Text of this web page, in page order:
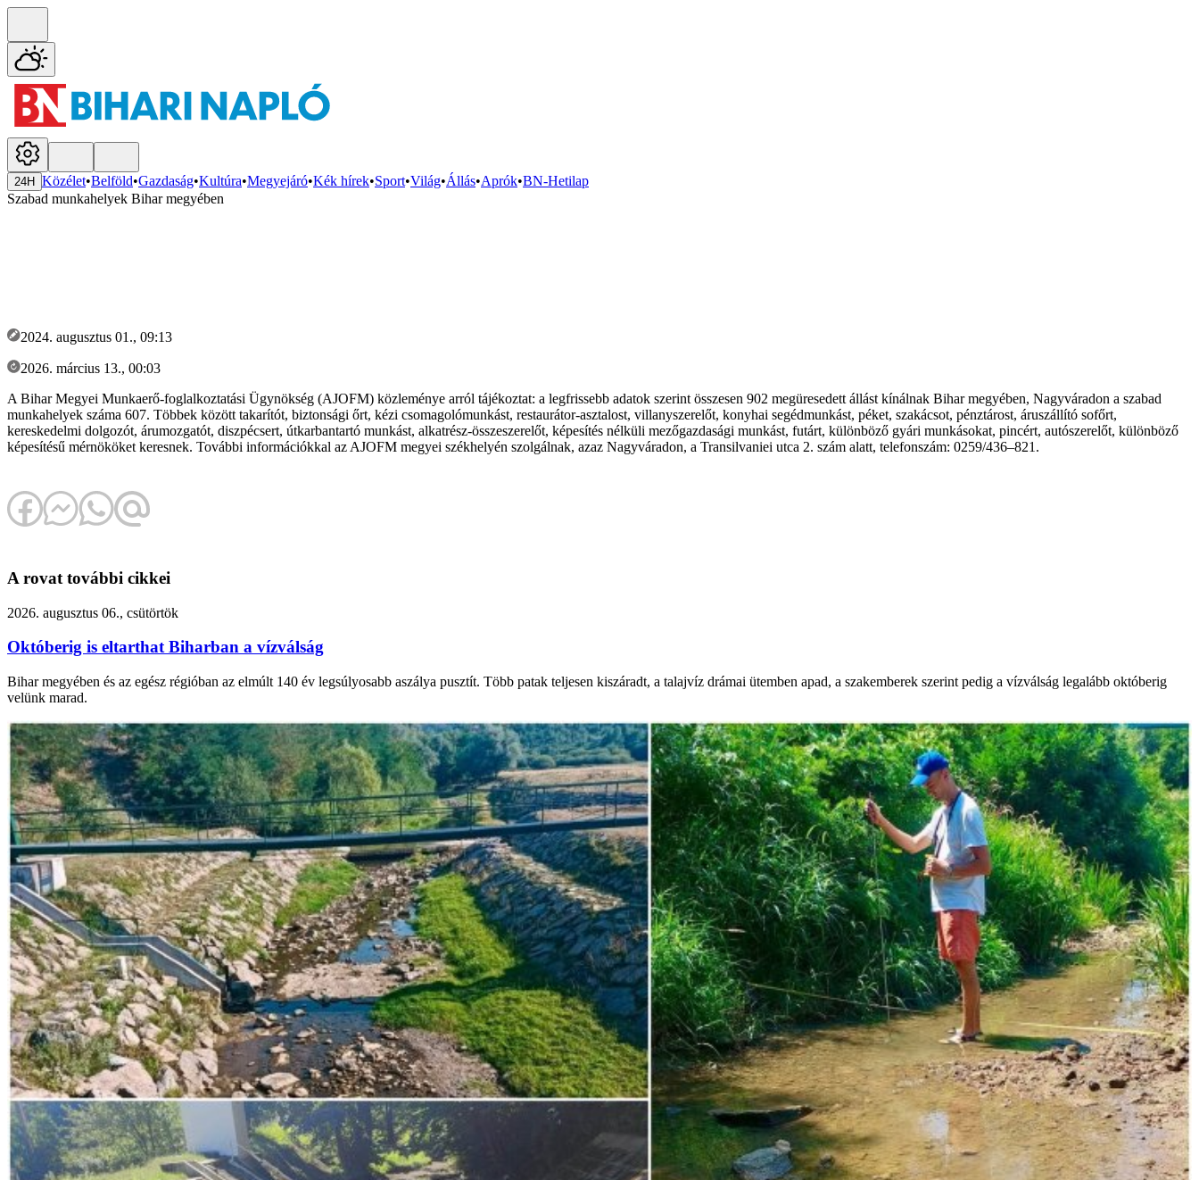
24H Közélet•Belföld•Gazdaság•Kultúra•Megyejáró•Kék hírek•Sport•Világ•Állás•Aprók•BN-Hetilap
Szabad munkahelyek Bihar megyében
2024. augusztus 01., 09:13
2026. március 13., 00:03
A Bihar Megyei Munkaerő-foglalkoztatási Ügynökség (AJOFM) közleménye arról tájékoztat: a legfrissebb adatok szerint összesen 902 megüresedett állást kínálnak Bihar megyében, Nagyváradon a szabad
munkahelyek száma 607. Többek között takarítót, biztonsági őrt, kézi csomagolómunkást, restaurátor-asztalost, villanyszerelőt, konyhai segédmunkást, péket, szakácsot, pénztárost, áruszállító sofőrt,
kereskedelmi dolgozót, árumozgatót, diszpécsert, útkarbantartó munkást, alkatrész-összeszerelőt, képesítés nélküli mezőgazdasági munkást, futárt, különböző gyári munkásokat, pincért, autószerelőt, különböző
képesítésű mérnököket keresnek. További információkkal az AJOFM megyei székhelyén szolgálnak, azaz Nagyváradon, a Transilvaniei utca 2. szám alatt, telefonszám: 0259/436–821.
A rovat további cikkei
2026. augusztus 06., csütörtök
Októberig is eltarthat Biharban a vízválság
Bihar megyében és az egész régióban az elmúlt 140 év legsúlyosabb aszálya pusztít. Több patak teljesen kiszáradt, a talajvíz drámai ütemben apad, a szakemberek szerint pedig a vízválság legalább októberig
velünk marad.